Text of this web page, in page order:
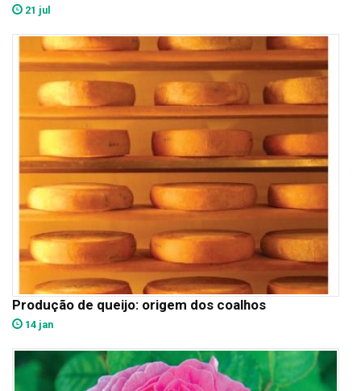
21 jul
Produção de queijo: origem dos coalhos
14 jan